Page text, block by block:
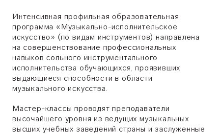
Интенсивная профильная образовательная
программа «Музыкально-исполнительское
искусство» (по видам инструментов) направлена
на совершенствование профессиональных
навыков сольного инструментального
исполнительства обучающихся, проявивших
выдающиеся способности в области
музыкального искусства.
Мастер-классы проводят преподаватели
высочайшего уровня из ведущих музыкальных
высших учебных заведений страны и заслуженные